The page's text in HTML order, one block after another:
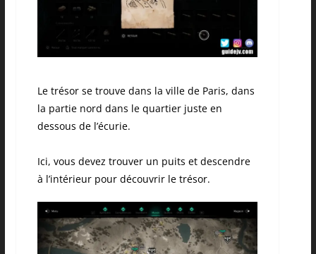
Le trésor se trouve dans la ville de Paris, dans
la partie nord dans le quartier juste en
dessous de l’écurie.
Ici, vous devez trouver un puits et descendre
à l’intérieur pour découvrir le trésor.